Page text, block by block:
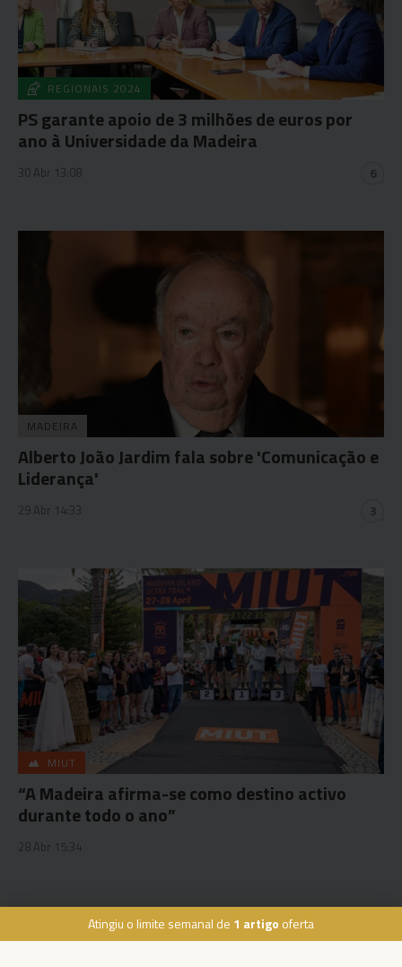
Atingiu o limite semanal de 1 artigo oferta
REGIONAIS 2024
PS garante apoio de 3 milhões de euros por
ano à Universidade da Madeira
30 Abr 13:08 6
MADEIRA
Alberto João Jardim fala sobre 'Comunicação e
Liderança'
29 Abr 14:33 3
MIUT
“A Madeira afirma-se como destino activo
durante todo o ano”
28 Abr 15:34